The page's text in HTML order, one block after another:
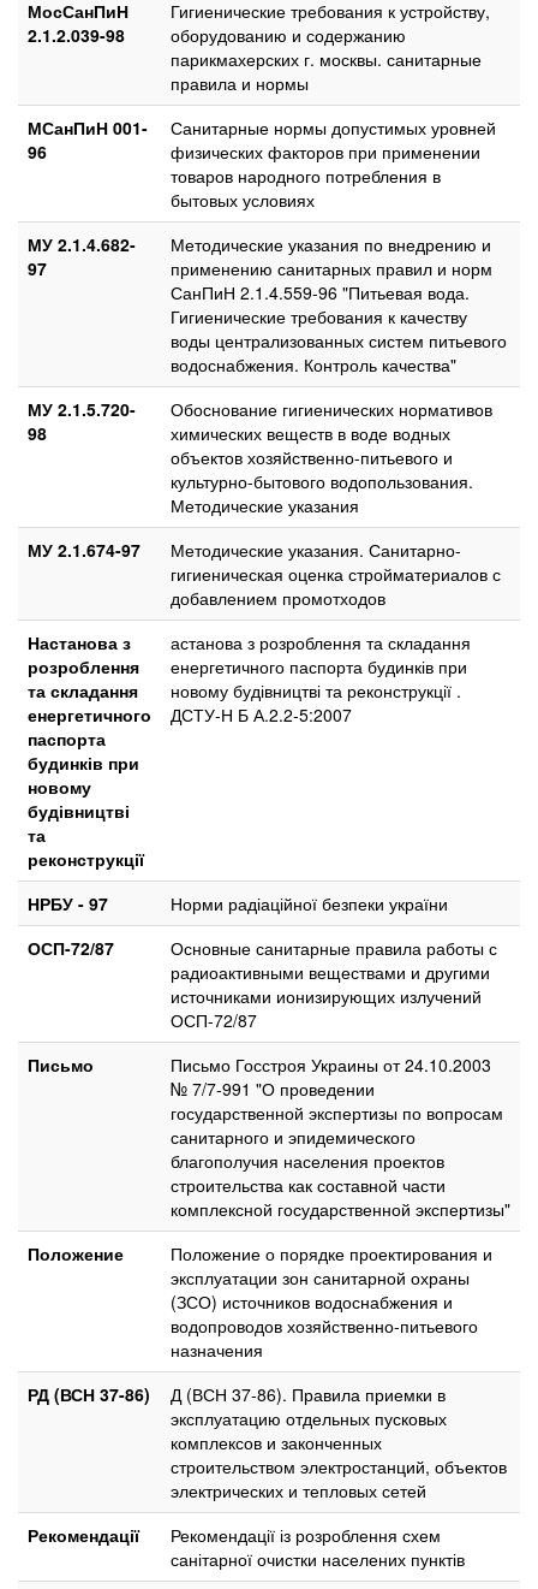
МосСанПиН
2.1.2.039-98
Гигиенические требования к устройству,
оборудованию и содержанию
парикмахерских г. москвы. санитарные
правила и нормы
МСанПиН 001-
96
Санитарные нормы допустимых уровней
физических факторов при применении
товаров народного потребления в
бытовых условиях
МУ 2.1.4.682-
97
Методические указания по внедрению и
применению санитарных правил и норм
СанПиН 2.1.4.559-96 "Питьевая вода.
Гигиенические требования к качеству
воды централизованных систем питьевого
водоснабжения. Контроль качества"
МУ 2.1.5.720-
98
Обоснование гигиенических нормативов
химических веществ в воде водных
объектов хозяйственно-питьевого и
культурно-бытового водопользования.
Методические указания
МУ 2.1.674-97
Методические указания. Санитарно-
гигиеническая оценка стройматериалов с
добавлением промотходов
Настанова з
розроблення
та складання
енергетичного
паспорта
будинків при
новому
будівництві
та
реконструкції
астанова з розроблення та складання
енергетичного паспорта будинків при
новому будівництві та реконструкції .
ДСТУ-Н Б А.2.2-5:2007
НРБУ - 97
Норми радіаційної безпеки україни
ОСП-72/87
Основные санитарные правила работы с
радиоактивными веществами и другими
источниками ионизирующих излучений
ОСП-72/87
Письмо
Письмо Госстроя Украины от 24.10.2003
№ 7/7-991 "О проведении
государственной экспертизы по вопросам
санитарного и эпидемического
благополучия населения проектов
строительства как составной части
комплексной государственной экспертизы"
Положение
Положение о порядке проектирования и
эксплуатации зон санитарной охраны
(ЗСО) источников водоснабжения и
водопроводов хозяйственно-питьевого
назначения
РД (ВСН 37-86)
Д (ВСН 37-86). Правила приемки в
эксплуатацию отдельных пусковых
комплексов и законченных
строительством электростанций, объектов
электрических и тепловых сетей
Рекомендації
Рекомендації із розроблення схем
санітарної очистки населених пунктів